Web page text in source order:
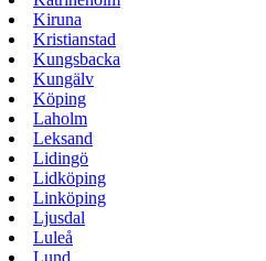
Kiruna
Kristianstad
Kungsbacka
Kungälv
Köping
Laholm
Leksand
Lidingö
Lidköping
Linköping
Ljusdal
Luleå
Lund